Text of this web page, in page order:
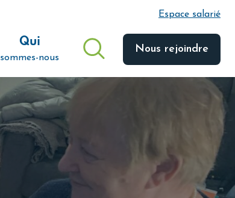
Espace salarié
Qui
sommes-nous
Nous rejoindre